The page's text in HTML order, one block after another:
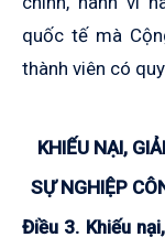
quốc tế mà
thành viên có
KHIẾU NẠI,
SỰ NGHIỆP
Điều 3. Khiếu